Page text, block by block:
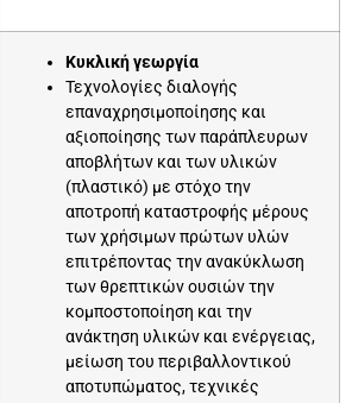
Κυκλική γεωργία
Τεχνολογίες διαλογής
επαναχρησιμοποίησης και
αξιοποίησης των παράπλευρων
αποβλήτων και των υλικών
(πλαστικό) με στόχο την
αποτροπή καταστροφής μέρους
των χρήσιμων πρώτων υλών
επιτρέποντας την ανακύκλωση
των θρεπτικών ουσιών την
κομποστοποίηση και την
ανάκτηση υλικών και ενέργειας,
μείωση του περιβαλλοντικού
αποτυπώματος, τεχνικές